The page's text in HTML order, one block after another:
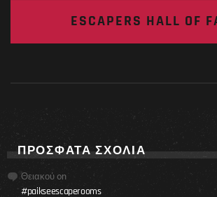
ESCAPERS HALL OF
ΠΡΌΣΦΑΤΑ ΣΧΌΛΙΑ
Θειακού on
#paikseescaperooms